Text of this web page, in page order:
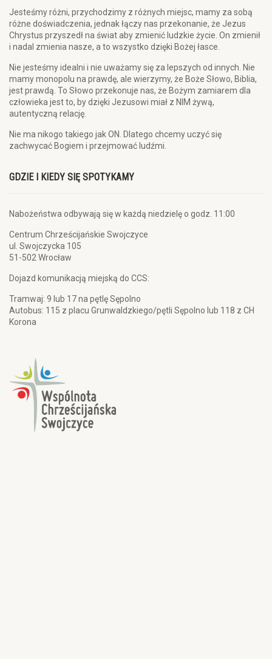
Jesteśmy różni, przychodzimy z różnych miejsc, mamy za sobą
różne doświadczenia, jednak łączy nas przekonanie, że Jezus
Chrystus przyszedł na świat aby zmienić ludzkie życie. On zmienił
i nadal zmienia nasze, a to wszystko dzięki Bożej łasce.
Nie jesteśmy idealni i nie uważamy się za lepszych od innych. Nie
mamy monopolu na prawdę, ale wierzymy, że Boże Słowo, Biblia,
jest prawdą. To Słowo przekonuje nas, że Bożym zamiarem dla
człowieka jest to, by dzięki Jezusowi miał z NIM żywą,
autentyczną relację.
Nie ma nikogo takiego jak ON. Dlatego chcemy uczyć się
zachwycać Bogiem i przejmować ludźmi.
GDZIE I KIEDY SIĘ SPOTYKAMY
Nabożeństwa odbywają się w każdą niedzielę o godz. 11:00
Centrum Chrześcijańskie Swojczyce
ul. Swojczycka 105
51-502 Wrocław
Dojazd komunikacją miejską do CCS:
Tramwaj: 9 lub 17 na pętlę Sępolno
Autobus: 115 z placu Grunwaldzkiego/pętli Sępolno lub 118 z CH
Korona